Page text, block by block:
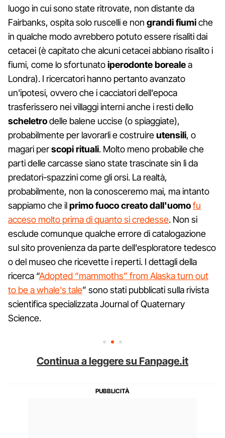
luogo in cui sono state ritrovate, non distante da
Fairbanks, ospita solo ruscelli e non grandi fiumiche
in qualche modo avrebbero potuto essere risaliti dai
cetacei (è capitato che alcuni cetacei abbiano risalito i
fiumi, come lo sfortunatoiperodonte borealea
Londra). I ricercatori hanno pertanto avanzato
un'ipotesi, ovvero che i cacciatori dell'epoca
trasferissero nei villaggi interni anche i resti dello
scheletrodelle balene uccise (o spiaggiate),
probabilmente per lavorarli e costruireutensili, o
magari perscopi rituali. Molto meno probabile che
parti delle carcasse siano state trascinate sin lì da
predatori-spazzini come gli orsi. La realtà,
probabilmente, non la conosceremo mai, ma intanto
sappiamo che ilprimo fuoco creato dall'uomofu
acceso molto prima di quanto si credesse. Non si
esclude comunque qualche errore di catalogazione
sul sito provenienza da parte dell'esploratore tedesco
o del museo che ricevette i reperti. I dettagli della
ricerca “Adopted “mammoths” from Alaska turn out
to be a whale's tale” sono stati pubblicati sulla rivista
scientifica specializzata Journal of Quaternary
Science.
Continua a leggere su Fanpage.it